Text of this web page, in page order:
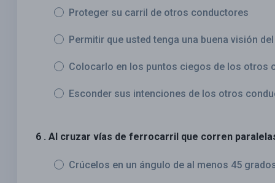
Proteger su carril de otros conductores
Permitir que usted tenga una buena visión
Colocarlo en los puntos ciegos de los otros
Esconder sus intenciones de los otros
6 . Al cruzar vías de ferrocarril que corren
Crúcelos en un ángulo de al menos 45